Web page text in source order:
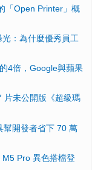
「Open Printer」概
：為什麼優秀員工
4倍，Google與蘋果
片未公開版《超級瑪
幫開發者省下 70 萬
Pro 異色搭檔登